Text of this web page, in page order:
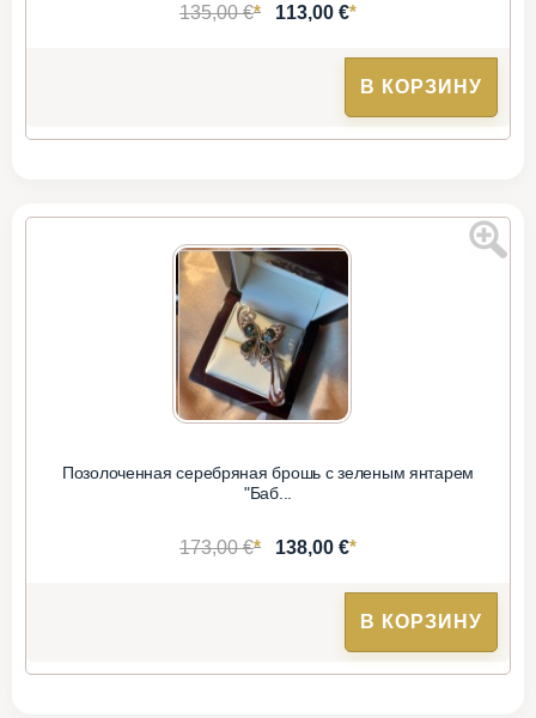
135,00 €* 113,00 €*
В КОРЗИНУ
Позолоченная серебряная брошь с зеленым янтарем
"Баб...
173,00 €* 138,00 €*
В КОРЗИНУ